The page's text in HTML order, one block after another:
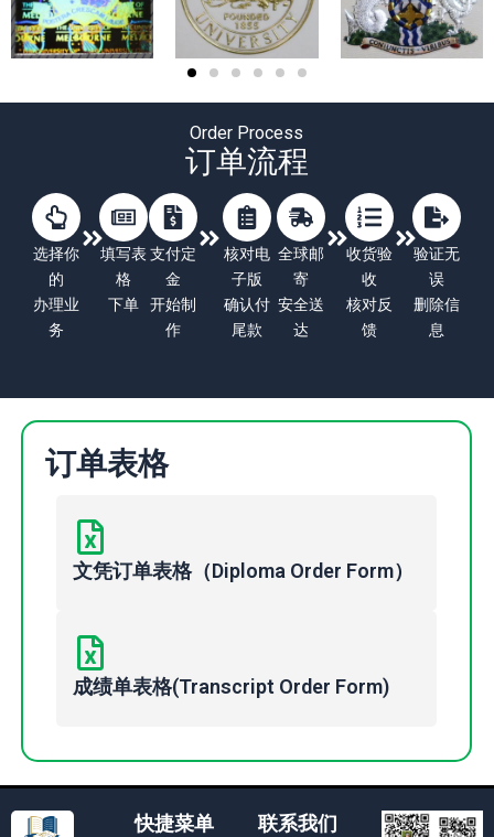
Order Process
订单流程
选择你
的
办理业
务
填写表
格
下单
支付定
金
开始制
作
核对电
子版
确认付
尾款
全球邮
寄
安全送
达
收货验
收
核对反
馈
验证无
误
删除信
息
订单表格
文凭订单表格（Diploma Order Form）
成绩单表格(Transcript Order Form)
快捷菜单 联系我们